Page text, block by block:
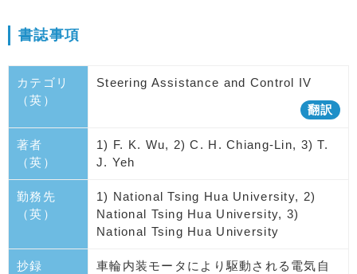
書誌事項
カテゴリ
（英）
Steering Assistance and Control IV
翻訳
著者
（英）
1) F. K. Wu, 2) C. H. Chiang-Lin, 3) T.
J. Yeh
勤務先
（英）
1) National Tsing Hua University, 2)
National Tsing Hua University, 3)
National Tsing Hua University
抄録
車輪内装モータにより駆動される電気自